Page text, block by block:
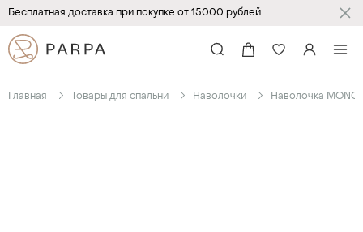
Бесплатная доставка при покупке от 15000 рублей
Главная Товары для спальни Наволочки Наволочка